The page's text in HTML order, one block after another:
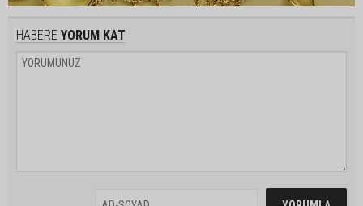
HABERE YORUM KAT